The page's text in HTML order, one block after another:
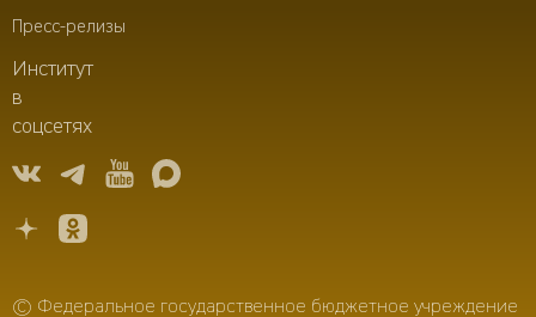
Пресс-релизы
Институт
в
соцсетях
© Федеральное государственное бюджетное учреждение